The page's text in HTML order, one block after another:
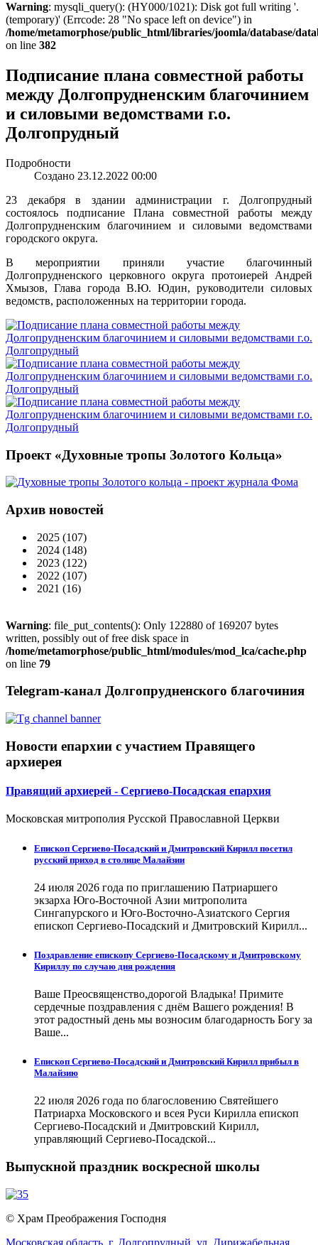
Warning: mysqli_query(): (HY000/1021): Disk got full writing '.
(temporary)' (Errcode: 28 "No space left on device") in
/home/metamorphose/public_html/libraries/joomla/database/
on line 382
Подписание плана совместной работы
между Долгопрудненским благочинием
и силовыми ведомствами г.о.
Долгопрудный
Подробности
Создано 23.12.2022 00:00
23 декабря в здании администрации г. Долгопрудный
состоялось подписание Плана совместной работы между
Долгопрудненским благочинием и силовыми ведомствами
городского округа.
В мероприятии приняли участие благочинный
Долгопрудненского церковного округа протоиерей Андрей
Хмызов, Глава города В.Ю. Юдин, руководители силовых
ведомств, расположенных на территории города.
Проект «Духовные тропы Золотого Кольца»
Архив новостей
2025 (107)
2024 (148)
2023 (122)
2022 (107)
2021 (16)
Warning: file_put_contents(): Only 122880 of 169207 bytes
written, possibly out of free disk space in
/home/metamorphose/public_html/modules/mod_lca/cache.php
on line 79
Telegram-канал Долгопрудненского благочиния
Новости епархии с участием Правящего
архиерея
Правящий архиерей - Сергиево-Посадская епархия
Московская митрополия Русской Православной Церкви
Епископ Сергиево-Посадский и Дмитровский Кирилл посетил
русский приход в столице Малайзии
24 июля 2026 года по приглашению Патриаршего
экзарха Юго-Восточной Азии митрополита
Сингапурского и Юго-Восточно-Азиатского Сергия
епископ Сергиево-Посадский и Дмитровский Кирилл...
Поздравление епископу Сергиево-Посадскому и Дмитровскому
Кириллу по случаю дня рождения
Ваше Преосвященство,дорогой Владыка! Примите
сердечные поздравления с днём Вашего рождения! В
этот радостный день мы возносим благодарность Богу за
Ваше...
Епископ Сергиево-Посадский и Дмитровский Кирилл прибыл в
Малайзию
22 июля 2026 года по благословению Святейшего
Патриарха Московского и всея Руси Кирилла епископ
Сергиево-Посадский и Дмитровский Кирилл,
управляющий Сергиево-Посадской...
Выпускной праздник воскресной школы
© Храм Преображения Господня
Московская область, г. Долгопрудный, ул. Дирижабельная